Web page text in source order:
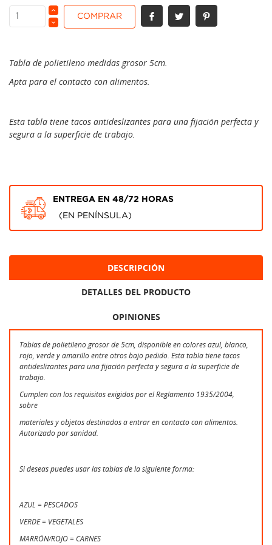
COMPRAR
Tabla de polietileno medidas grosor 5cm.
Apta para el contacto con alimentos.
Esta tabla tiene tacos antideslizantes para una fijación perfecta y
segura a la superficie de trabajo.
ENTREGA EN 48/72 HORAS
(EN PENÍNSULA)
DESCRIPCIÓN
DETALLES DEL PRODUCTO
OPINIONES
Tablas de polietileno grosor de 5cm, disponible en colores azul, blanco,
rojo, verde y amarillo entre otros bajo pedido. Esta tabla tiene tacos
antideslizantes para una fijación perfecta y segura a la superficie de
trabajo.
Cumplen con los requisitos exigidos por el Reglamento 1935/2004,
sobre
materiales y objetos destinados a entrar en contacto con alimentos.
Autorizado por sanidad.
Si deseas puedes usar las tablas de la siguiente forma:
AZUL = PESCADOS
VERDE = VEGETALES
MARRÓN/ROJO = CARNES